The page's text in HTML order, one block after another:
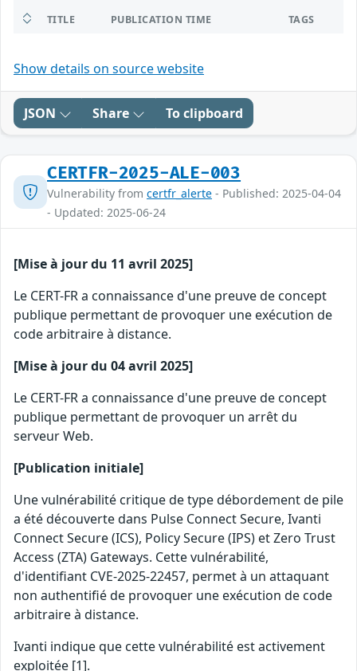
TITLE PUBLICATION TIME TAGS
Show details on source website
JSON Share To clipboard
CERTFR-2025-ALE-003
Vulnerability from certfr_alerte - Published: 2025-04-04
- Updated: 2025-06-24
[Mise à jour du 11 avril 2025]
Le CERT-FR a connaissance d'une preuve de concept
publique permettant de provoquer une exécution de
code arbitraire à distance.
[Mise à jour du 04 avril 2025]
Le CERT-FR a connaissance d'une preuve de concept
publique permettant de provoquer un arrêt du
serveur Web.
[Publication initiale]
Une vulnérabilité critique de type débordement de pile
a été découverte dans Pulse Connect Secure, Ivanti
Connect Secure (ICS), Policy Secure (IPS) et Zero Trust
Access (ZTA) Gateways. Cette vulnérabilité,
d'identifiant CVE-2025-22457, permet à un attaquant
non authentifié de provoquer une exécution de code
arbitraire à distance.
Ivanti indique que cette vulnérabilité est activement
exploitée [1].